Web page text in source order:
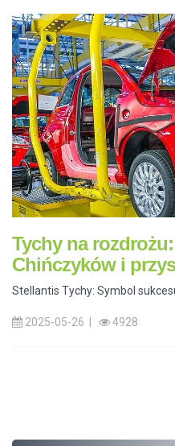
Tychy na
Chińczyków i
Stellantis Tychy: Symbol
2025-05-26 | 4928